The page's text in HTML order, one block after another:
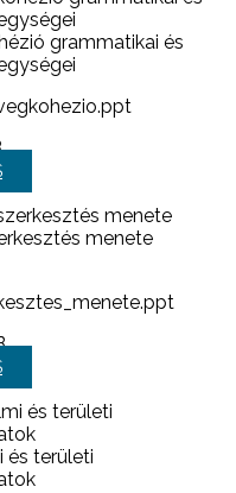
grammatikai és
menete
és területi